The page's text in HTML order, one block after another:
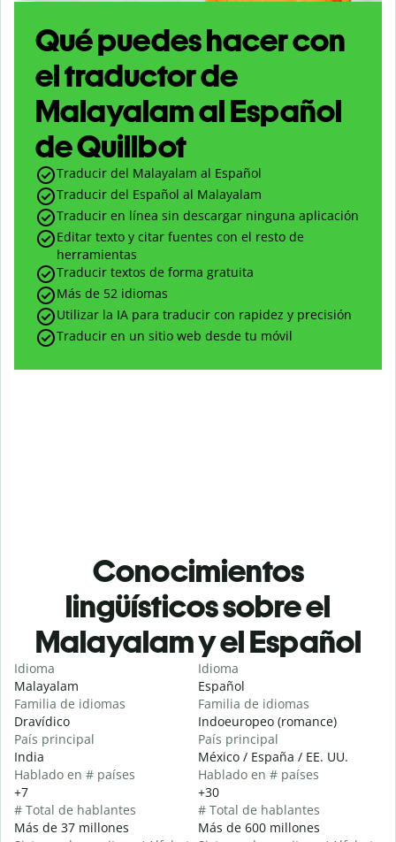
Qué puedes hacer con
el traductor de
Malayalam al Español
de Quillbot
Traducir del Malayalam al Español
Traducir del Español al Malayalam
Traducir en línea sin descargar ninguna aplicación
Editar texto y citar fuentes con el resto de
herramientas
Traducir textos de forma gratuita
Más de 52 idiomas
Utilizar la IA para traducir con rapidez y precisión
Traducir en un sitio web desde tu móvil
Conocimientos
lingüísticos sobre el
Malayalam y el Español
Idioma
Malayalam
Familia de idiomas
Dravídico
País principal
India
Hablado en # países
+7
# Total de hablantes
Más de 37 millones
Idioma
Español
Familia de idiomas
Indoeuropeo (romance)
País principal
México / España / EE. UU.
Hablado en # países
+30
# Total de hablantes
Más de 600 millones